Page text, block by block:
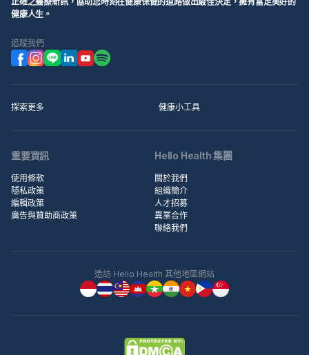
健康人生。
追蹤我們
探索更多 健康小工具
重要資訊
使用條款
隱私政策
編輯政策
廣告與贊助商政策
Hello Health 集團
關於我們
組織簡介
人才招募
異業合作
聯絡我們
造訪 Hello Health 其他地區網站